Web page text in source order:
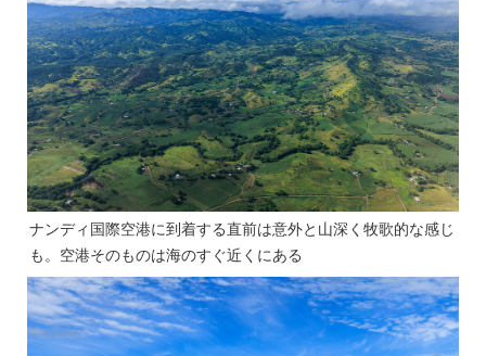
ナンディ国際空港に到着する直前は意外と山深く牧歌的な感じ
も。空港そのものは海のすぐ近くにある